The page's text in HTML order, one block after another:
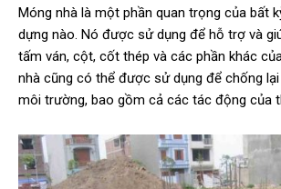
Móng nhà là một phần quan trọng của bất
dựng nào. Nó được sử dụng để hỗ trợ và
tấm ván, cột, cốt thép và các phần khác
nhà cũng có thể được sử dụng để chống
môi trường, bao gồm cả các tác động của